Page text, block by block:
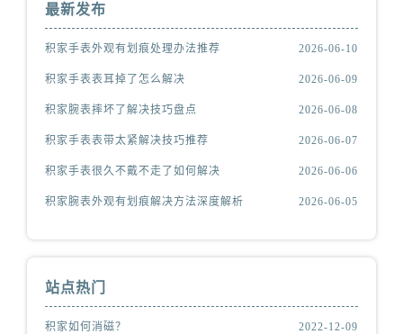
最新发布
积家手表外观有划痕处理办法推荐 2026-06-10
积家手表表耳掉了怎么解决 2026-06-09
积家腕表摔坏了解决技巧盘点 2026-06-08
积家手表表带太紧解决技巧推荐 2026-06-07
积家手表很久不戴不走了如何解决 2026-06-06
积家腕表外观有划痕解决方法深度解析 2026-06-05
站点热门
积家如何消磁？ 2022-12-09